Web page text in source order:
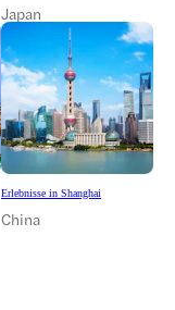
Japan
Erlebnisse in Shanghai
China